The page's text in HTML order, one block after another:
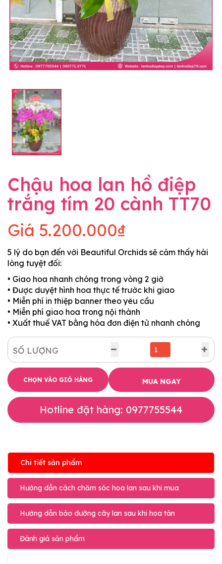
Chậu hoa lan hồ điệp
trắng tím 20 cành TT70
Giá 5.200.000₫
5 lý do bạn đến với Beautiful Orchids sẽ cảm thấy hài
lòng tuyệt đối:
• Giao hoa nhanh chóng trong vòng 2 giờ
• Được duyệt hình hoa thực tế trước khi giao
• Miễn phí in thiệp banner theo yêu cầu
• Miễn phí giao hoa trong nội thành
• Xuất thuế VAT bằng hóa đơn điện tử nhanh chóng
SỐ LƯỢNG
CHỌN VÀO GIỎ HÀNG MUA NGAY
Hotline đặt hàng: 0977755544
Chi tiết sản phẩm
Hướng dẫn cách chăm sóc hoa lan sau khi mua
Hướng dẫn bảo dưỡng cây lan sau khi hoa tàn
Đánh giá sản phẩm